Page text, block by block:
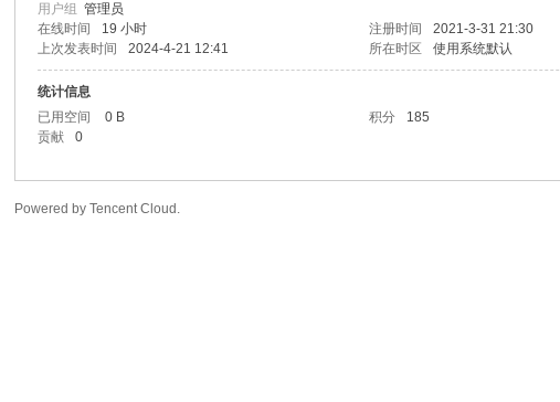
用
用户组管理员
在线时间
19 小时 注册时间 2021-3-31 21:30
上次发表时间
2024-4-21 12:41 所在时区 使用系统默认
统计信息
已用空间
0 B 积分 185
贡献
0
Powered by Tencent Cloud.